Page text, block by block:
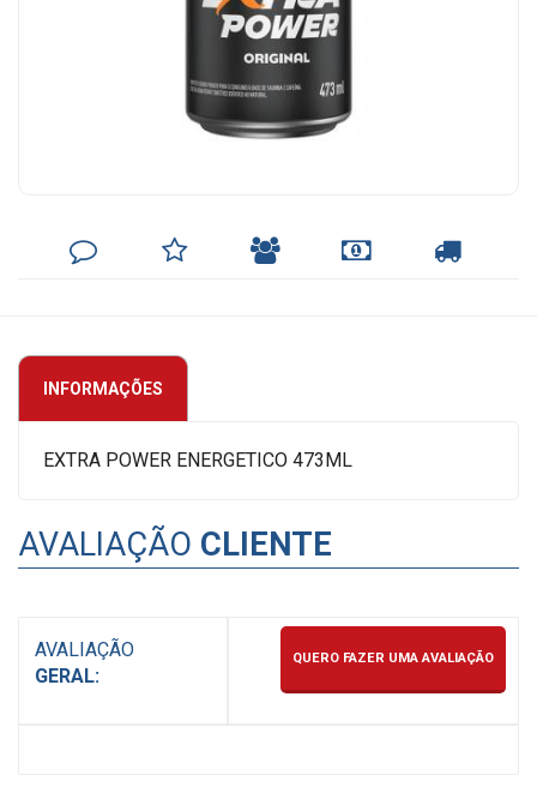
DEIXE
COMENTÁRIO
MINHA
LISTA
INDIQUE
FORMAS
CALCULAR
FRETE
INFORMAÇÕES
EXTRA POWER ENERGETICO 473ML
AVALIAÇÃO CLIENTE
AVALIAÇÃO
GERAL:
QUERO FAZER UMA AVALIAÇÃO